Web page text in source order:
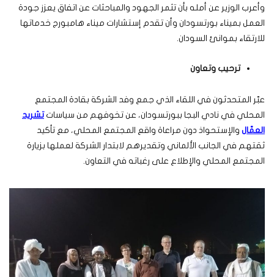
وأعرب الوزير عن أمله بأن تثمر الجهود والمباحثات عن اتفاق يعزز جودة
العمل بميناء بورتسودان وأن تقدم إستشارات ميناء هامبورج خدماتها
للارتقاء بموانئ السودان.
ترحيب وتعاون
عبّر المتحدثون في اللقاء الذي جمع وفد الشركة بقادة المجتمع
المحلي في نادي البجا ببورتسودان، عن تخوفهم من سياساتتشريد
العمّال والإستحواذ دون مراعاة واقع المجتمع المحلي، مع تأكيد
ثقتهم في الجانب الألماني وتقديرهم لابتدار الشركة لعملها بزيارة
المجتمع المحلي والإطلاع على رغباته في التعاون.